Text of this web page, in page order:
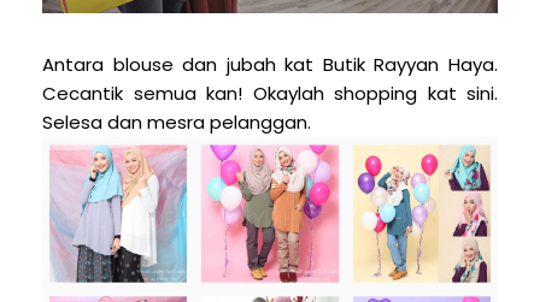
Antara blouse dan jubah kat Butik Rayyan Haya.
Cecantik semua kan! Okaylah shopping kat sini.
Selesa dan mesra pelanggan.